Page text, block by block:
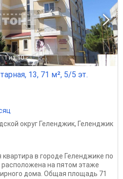
1 из 10
13, 71 м², 5/5 эт.
округ Геленджик, Геленджик
в городе Геленджике по
на пятом этаже
дома. Общая площадь 71